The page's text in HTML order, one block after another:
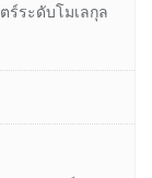
ร์ระดับโมเลกุล